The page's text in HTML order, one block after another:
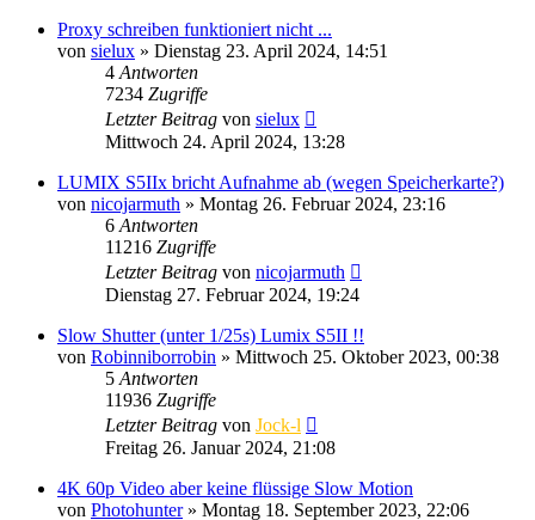
Proxy schreiben funktioniert nicht ...
von sielux » Dienstag 23. April 2024, 14:51
4 Antworten
7234 Zugriffe
Letzter Beitrag von sielux
Mittwoch 24. April 2024, 13:28
LUMIX S5IIx bricht Aufnahme ab (wegen Speicherkarte?)
von nicojarmuth » Montag 26. Februar 2024, 23:16
6 Antworten
11216 Zugriffe
Letzter Beitrag von nicojarmuth
Dienstag 27. Februar 2024, 19:24
Slow Shutter (unter 1/25s) Lumix S5II !!
von Robinniborrobin » Mittwoch 25. Oktober 2023, 00:38
5 Antworten
11936 Zugriffe
Letzter Beitrag von Jock-l
Freitag 26. Januar 2024, 21:08
4K 60p Video aber keine flüssige Slow Motion
von Photohunter» Montag 18. September 2023, 22:06